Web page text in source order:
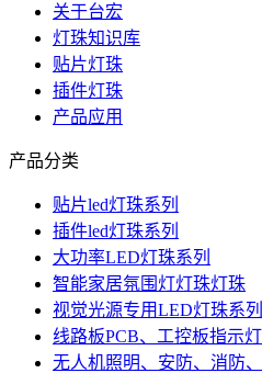
关于台宏
灯珠知识库
贴片灯珠
插件灯珠
产品应用
产品分类
贴片led灯珠系列
插件led灯珠系列
大功率LED灯珠系列
智能家居氛围灯灯珠灯珠
视觉光源专用LED灯珠系列
线路板PCB、工控板指示
无人机照明、安防、消防